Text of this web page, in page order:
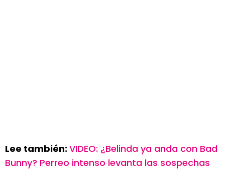
Lee también: VIDEO: ¿Belinda ya anda con Bad
Bunny? Perreo intenso levanta las sospechas